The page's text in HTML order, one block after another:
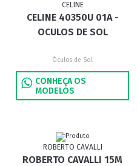
CELINE
CELINE 40350U 01A -
OCULOS DE SOL
Óculos de Sol
CONHEÇA OS
MODELOS
ROBERTO CAVALLI
ROBERTO CAVALLI 15M